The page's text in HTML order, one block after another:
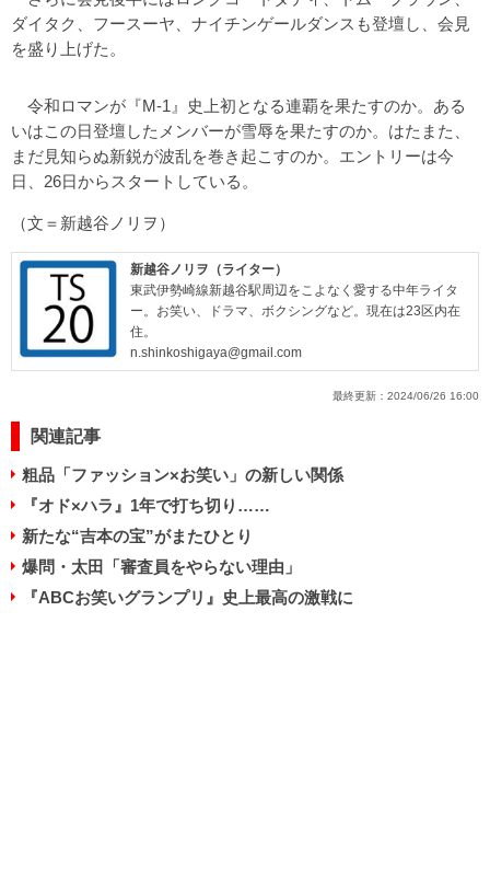
ダイタク、フースーヤ、ナイチンゲールダンスも登壇し、会見
を盛り上げた。
令和ロマンが『M-1』史上初となる連覇を果たすのか。ある
いはこの日登壇したメンバーが雪辱を果たすのか。はたまた、
まだ見知らぬ新鋭が波乱を巻き起こすのか。エントリーは今
日、26日からスタートしている。
（文＝新越谷ノリヲ）
新越谷ノリヲ（ライター）
東武伊勢崎線新越谷駅周辺をこよなく愛する中年ライタ
ー。お笑い、ドラマ、ボクシングなど。現在は23区内在
住。
n.shinkoshigaya@gmail.com
最終更新： 2024/06/26 16:00
関連記事
粗品「ファッション×お笑い」の新しい関係
『オド×ハラ』1年で打ち切り……
新たな“吉本の宝”がまたひとり
爆問・太田「審査員をやらない理由」
『ABCお笑いグランプリ』史上最高の激戦に